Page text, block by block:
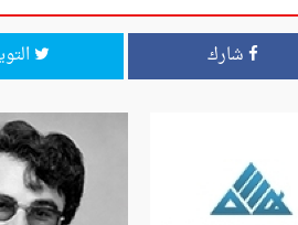
والخطر، لذلك فهو في حالة استنفار
جدّا أن يتحلّى بشجاعة الصفح
الصادقين. ويزداد الأمر صعوبة طالما
الباطل.
الاضطهاد والعنصرية على الفلسطينيين.
شارك